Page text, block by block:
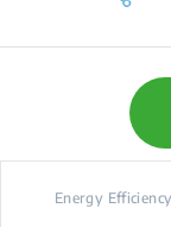
Energy